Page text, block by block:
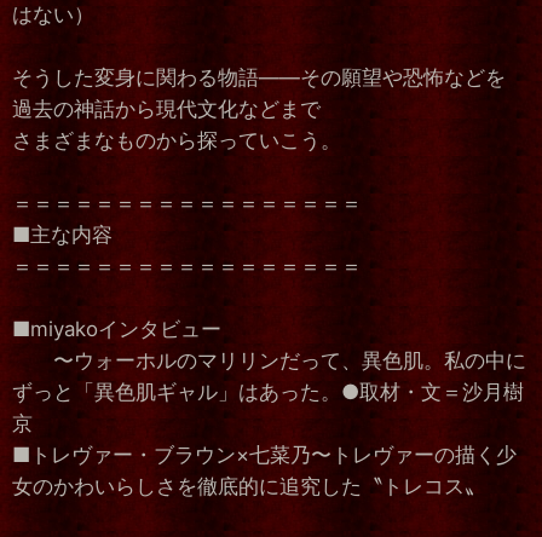
はない）
そうした変身に関わる物語――その願望や恐怖などを
過去の神話から現代文化などまで
さまざまなものから探っていこう。
＝＝＝＝＝＝＝＝＝＝＝＝＝＝＝＝＝
■主な内容
＝＝＝＝＝＝＝＝＝＝＝＝＝＝＝＝＝
■miyakoインタビュー
〜ウォーホルのマリリンだって、異色肌。私の中に
ずっと「異色肌ギャル」はあった。●取材・文＝沙月樹
京
■トレヴァー・ブラウン×七菜乃〜トレヴァーの描く少
女のかわいらしさを徹底的に追究した〝トレコス〟